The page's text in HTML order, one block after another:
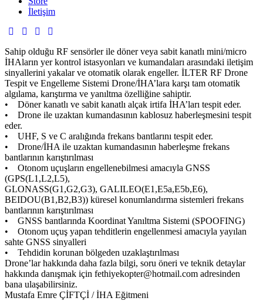
İletişim
Sahip olduğu RF sensörler ile döner veya sabit kanatlı mini/micro
İHAların yer kontrol istasyonları ve kumandaları arasındaki iletişim
sinyallerini yakalar ve otomatik olarak engeller. İLTER RF Drone
Tespit ve Engelleme Sistemi Drone/İHA’lara karşı tam otomatik
algılama, karıştırma ve yanıltma özelliğine sahiptir.
• Döner kanatlı ve sabit kanatlı alçak irtifa İHA’ları tespit eder.
• Drone ile uzaktan kumandasının kablosuz haberleşmesini tespit
eder.
• UHF, S ve C aralığında frekans bantlarını tespit eder.
• Drone/İHA ile uzaktan kumandasının haberleşme frekans
bantlarının karıştırılması
• Otonom uçuşların engellenebilmesi amacıyla GNSS
(GPS(L1,L2,L5),
GLONASS(G1,G2,G3), GALILEO(E1,E5a,E5b,E6),
BEIDOU(B1,B2,B3)) küresel konumlandırma sistemleri frekans
bantlarının karıştırılması
• GNSS bantlarında Koordinat Yanıltma Sistemi (SPOOFING)
• Otonom uçuş yapan tehditlerin engellenmesi amacıyla yayılan
sahte GNSS sinyalleri
• Tehdidin korunan bölgeden uzaklaştırılması
Drone’lar hakkında daha fazla bilgi, soru öneri ve teknik detaylar
hakkında danışmak için fethiyekopter@hotmail.com adresinden
bana ulaşabilirsiniz.
Mustafa Emre ÇİFTÇİ / İHA Eğitmeni